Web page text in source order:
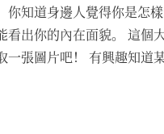
你知道身邊人覺得你是怎
看出你的內在面貌。 這個
張圖片吧！ 有興趣知道